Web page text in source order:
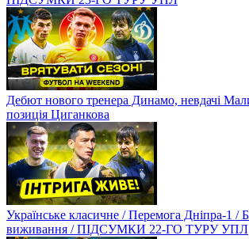
Дебют нового тренера Динамо, невдачі
позиція Циганкова
Українське класичне / Перемога Дніпра-1 /
виживання / ПІДСУМКИ 22-ГО ТУРУ УПЛ